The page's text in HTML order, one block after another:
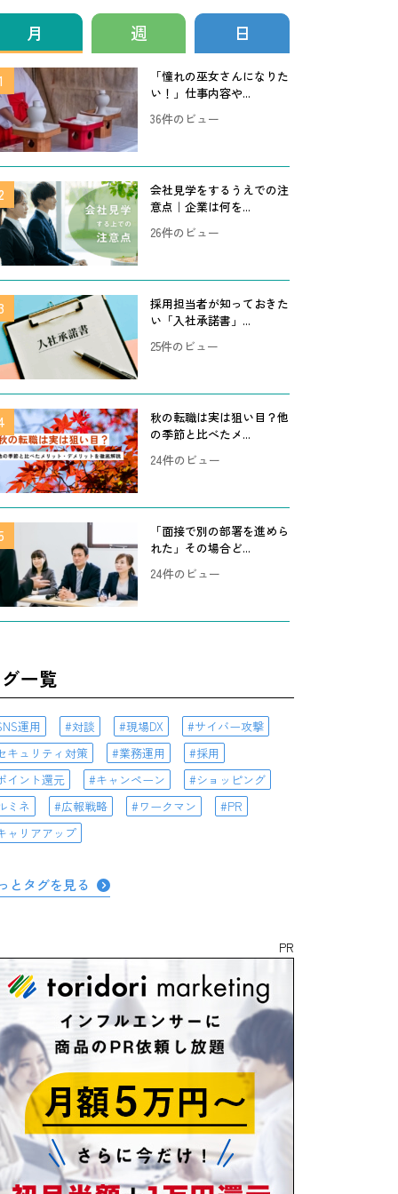
月 週 日
「憧れの巫女さんになりた
い！」仕事内容や...
36件のビュー
会社見学をするうえでの注
意点｜企業は何を...
26件のビュー
採用担当者が知っておきた
い「入社承諾書」...
25件のビュー
秋の転職は実は狙い目？他
の季節と比べたメ...
24件のビュー
「面接で別の部署を進めら
れた」その場合ど...
24件のビュー
一覧
運用 対談 現場DX
サイバー攻撃
キュリティ対策
業務運用
採用
イント還元
キャンペーン
ショッピング
ミネ
広報戦略 ワークマン
PR
ャリアアップ
とタグを見る
PR